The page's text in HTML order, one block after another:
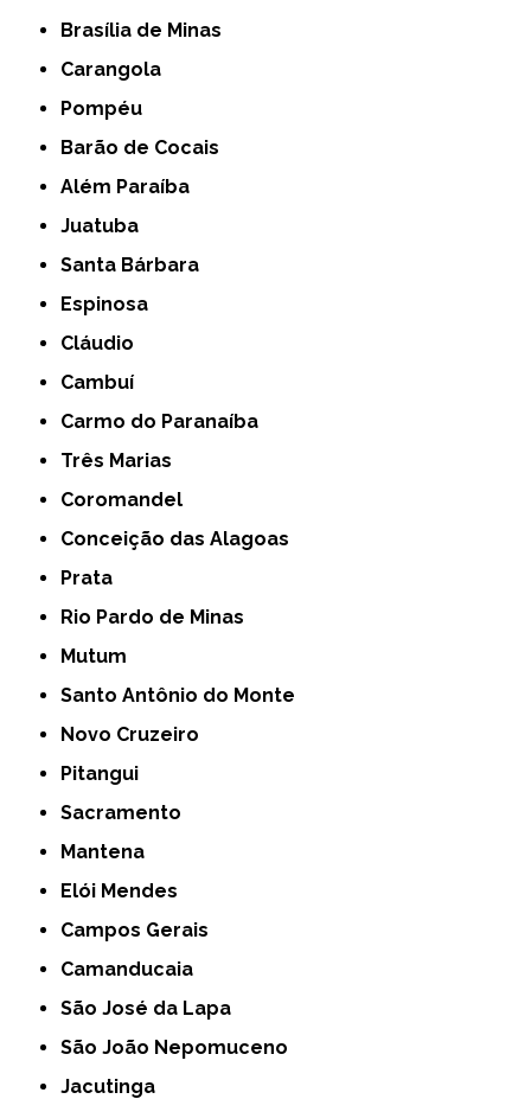
Brasília de Minas
Carangola
Pompéu
Barão de Cocais
Além Paraíba
Juatuba
Santa Bárbara
Espinosa
Cláudio
Cambuí
Carmo do Paranaíba
Três Marias
Coromandel
Conceição das Alagoas
Prata
Rio Pardo de Minas
Mutum
Santo Antônio do Monte
Novo Cruzeiro
Pitangui
Sacramento
Mantena
Elói Mendes
Campos Gerais
Camanducaia
São José da Lapa
São João Nepomuceno
Jacutinga